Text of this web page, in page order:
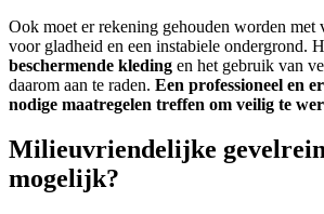
Ook moet er rekening gehouden worden met
voor gladheid en een instabiele ondergrond.
beschermende kleding en het gebruik van
daarom aan te raden. Een professioneel en
nodige maatregelen treffen om veilig te
Milieuvriendelijke
mogelijk?